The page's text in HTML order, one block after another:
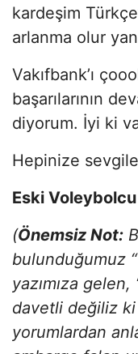
kardeşim
arlanma olur
Vakıfbank’ı
başarılarının
diyorum. İyi ki
Hepinize
Eski Voleybolcu
(Önemsiz Not:
bulunduğumuz “
yazımıza
davetli değiliz
yorumlardan